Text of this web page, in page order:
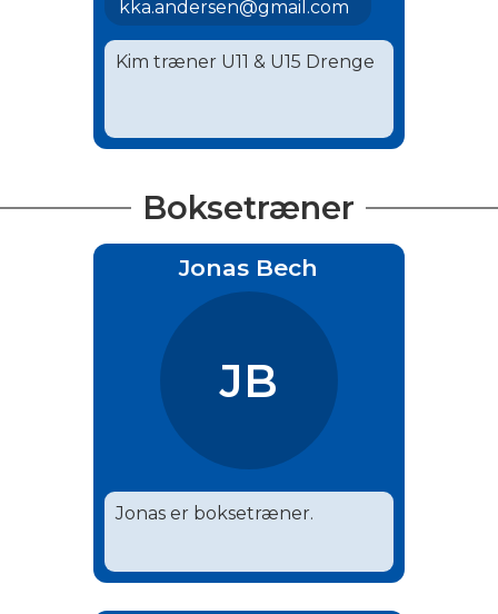
kka.andersen@gmail.com
Kim træner U11 & U15 Drenge
Boksetræner
Jonas Bech
JB
Jonas er boksetræner.